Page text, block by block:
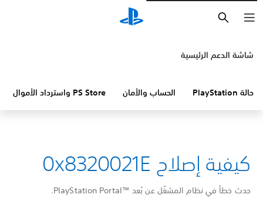
شاشة الدعم الرئيسية
حالة PlayStation الحساب والأمان PS Store واسترداد الأموال
كيفية إصلاح 0x8320021E
حدث خطأ في نظام المشغّل عن بُعد PlayStation Portal™‎.